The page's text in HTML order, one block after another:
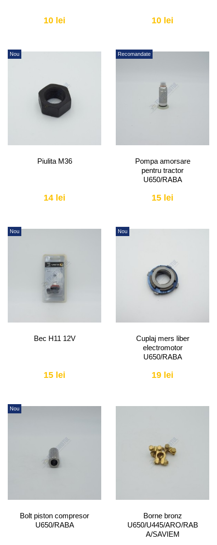
10 lei 10 lei
Nou
Piulita M36
14 lei
Recomandate
Pompa amorsare
pentru tractor
U650/RABA
15 lei
Nou
Bec H11 12V
15 lei
Nou
Cuplaj mers liber
electromotor
U650/RABA
19 lei
Nou
Bolt piston compresor
U650/RABA
Borne bronz
U650/U445/ARO/RAB
A/SAVIEM